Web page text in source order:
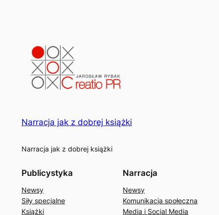
Narracja jak z dobrej książki
Narracja jak z dobrej książki
Publicystyka
Newsy
Siły specjalne
Książki
Narracja
Newsy
Komunikacja społeczna
Media i Social Media